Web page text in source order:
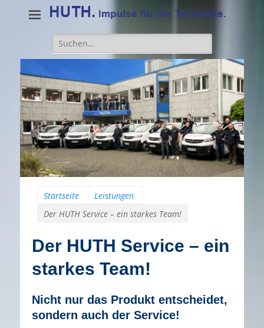
Suche
für:
Startseite
Leistungen
Der HUTH Service – ein starkes Team!
Der HUTH Service – ein
starkes Team!
Nicht nur das Produkt entscheidet,
sondern auch der Service!